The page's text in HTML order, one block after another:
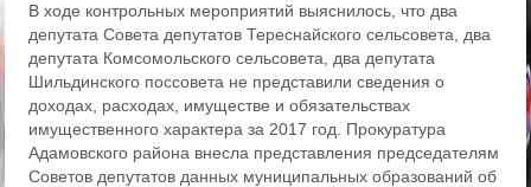
В ходе контрольных мероприятий выяснилось, что два
депутата Совета депутатов Тереснайского сельсовета, два
депутата Комсомольского сельсовета, два депутата
Шильдинского поссовета не представили сведения о
доходах, расходах, имуществе и обязательствах
имущественного характера за 2017 год. Прокуратура
Адамовского района внесла представления председателям
Советов депутатов данных муниципальных образований об